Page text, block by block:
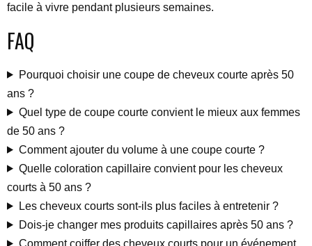
facile à vivre pendant plusieurs semaines.
FAQ
Pourquoi choisir une coupe de cheveux courte après 50
ans ?
Quel type de coupe courte convient le mieux aux femmes
de 50 ans ?
Comment ajouter du volume à une coupe courte ?
Quelle coloration capillaire convient pour les cheveux
courts à 50 ans ?
Les cheveux courts sont-ils plus faciles à entretenir ?
Dois-je changer mes produits capillaires après 50 ans ?
Comment coiffer des cheveux courts pour un événement